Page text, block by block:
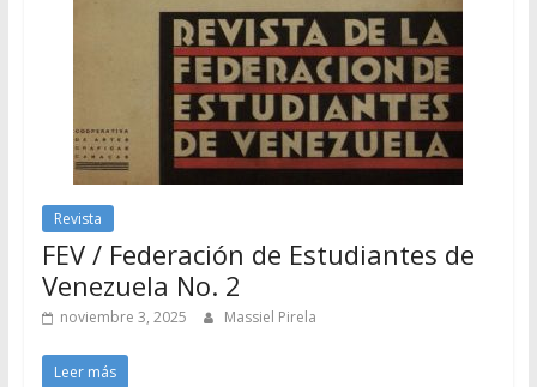
Revista
FEV / Federación de Estudiantes de
Venezuela No. 2
noviembre 3, 2025 Massiel Pirela
Leer más